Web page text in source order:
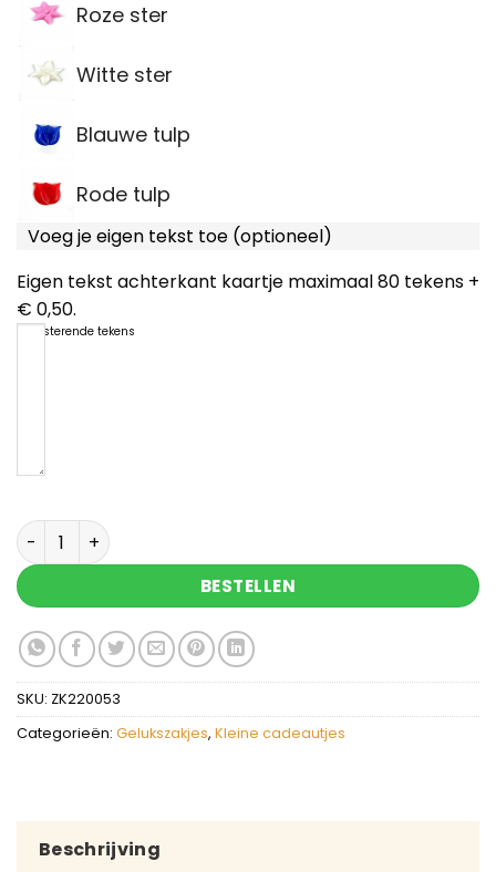
Roze ster
Witte ster
Blauwe tulp
Rode tulp
Voeg je eigen tekst toe (optioneel)
Eigen tekst achterkant kaartje maximaal 80 tekens +
€ 0,50.
resterende tekens
Een knuffel van mij blauw - gelukszakje met
BESTELLEN
SKU: ZK220053
Categorieën: Gelukszakjes, Kleine cadeautjes
Beschrijving